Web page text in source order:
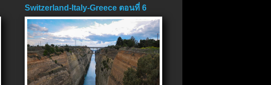
Switzerland-Italy-Greece ตอนที่ 6
ตอนจบ